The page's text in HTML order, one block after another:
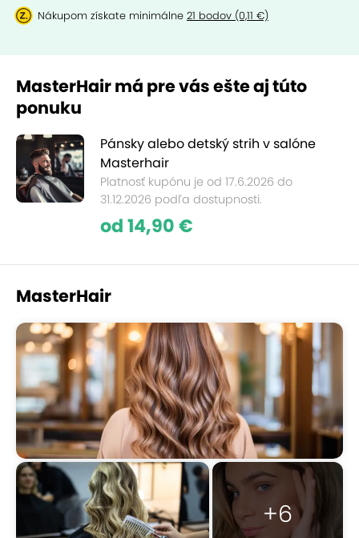
Nákupom získate minimálne 21 bodov (0,11 €)
MasterHair má pre vás ešte aj túto
ponuku
Pánsky alebo detský strih v salóne
Masterhair
Platnosť kupónu je od 17.6.2026 do
31.12.2026 podľa dostupnosti.
od 14,90 €
MasterHair
+6